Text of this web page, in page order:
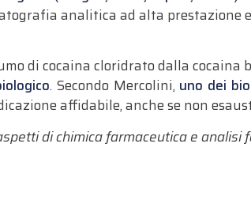
analitica ad alta prestazione
di cocaina cloridrato dalla cocaina
. Secondo Mercolini, uno dei
affidabile, anche se non
di chimica farmaceutica e analisi